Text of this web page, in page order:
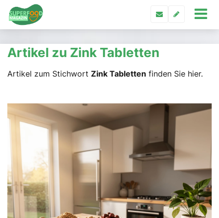
Artikel zu Zink Tabletten
Artikel zum Stichwort Zink Tabletten finden Sie hier.